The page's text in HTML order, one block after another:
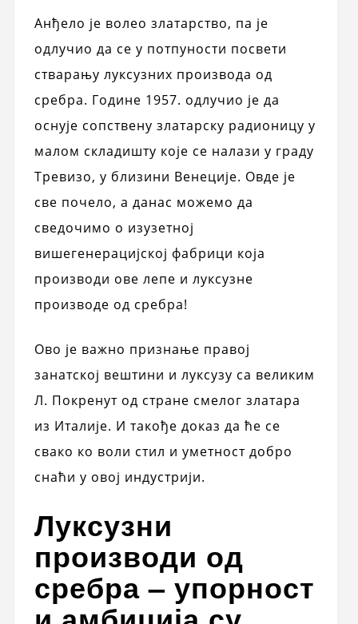
Анђело је волео златарство, па је
одлучио да се у потпуности посвети
стварању луксузних производа од
сребра. Године 1957. одлучио је да
оснује сопствену златарску радионицу у
малом складишту које се налази у граду
Тревизо, у близини Венеције. Овде је
све почело, а данас можемо да
сведочимо о изузетној
вишегенерацијској фабрици која
производи ове лепе и луксузне
производе од сребра!
Ово је важно признање правој
занатској вештини и луксузу са великим
Л. Покренут од стране смелог златара
из Италије. И такође доказ да ће се
свако ко воли стил и уметност добро
снаћи у овој индустрији.
Луксузни
производи од
сребра – упорност